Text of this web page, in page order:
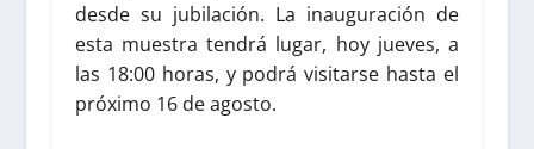
desde su jubilación. La inauguración de
esta muestra tendrá lugar, hoy jueves, a
las 18:00 horas, y podrá visitarse hasta el
próximo 16 de agosto.